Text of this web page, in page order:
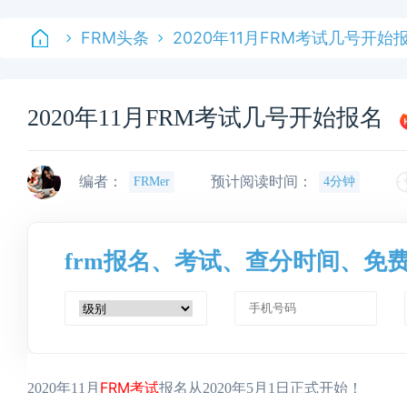
FRM头条 2020年11月FRM考试几号开始
2020年11月FRM考试几号开始报名
编者： FRMer 预计阅读时间： 4分钟
frm报名、考试、查分时间、免
2020年11月 FRM考试报名从2020年5月1日正式开始！